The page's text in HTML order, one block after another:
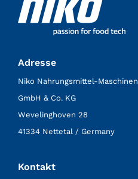
Adresse
Niko Nahrungsmittel-Maschinen
GmbH & Co. KG
Wevelinghoven 28
41334 Nettetal / Germany
Kontakt